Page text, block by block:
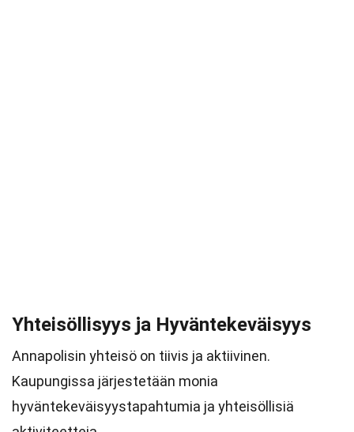
Yhteisöllisyys ja Hyväntekeväisyys
Annapolisin yhteisö on tiivis ja aktiivinen.
Kaupungissa järjestetään monia
hyväntekeväisyystapahtumia ja yhteisöllisiä